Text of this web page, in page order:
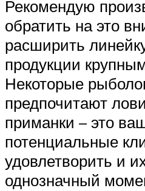
Рекомендую
обратить на это
расширить
продукции
Некоторые
предпочитают
приманки – это
потенциальные
удовлетворить и
однозначный